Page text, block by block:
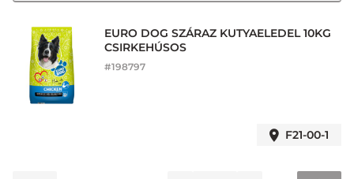
EURO DOG SZÁRAZ KUTYAELEDEL 10KG
CSIRKEHÚSOS
#198797
F21-00-1